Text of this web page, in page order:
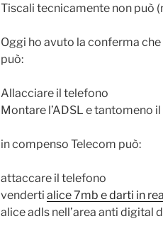
Tiscali tecnicamente non può
Oggi ho avuto la conferma
può:
Allacciare il telefono
Montare l’ADSL e tantomeno
in compenso Telecom può:
attaccare il telefono
venderti alice 7mb e darti in
alice adls nell’area anti digital